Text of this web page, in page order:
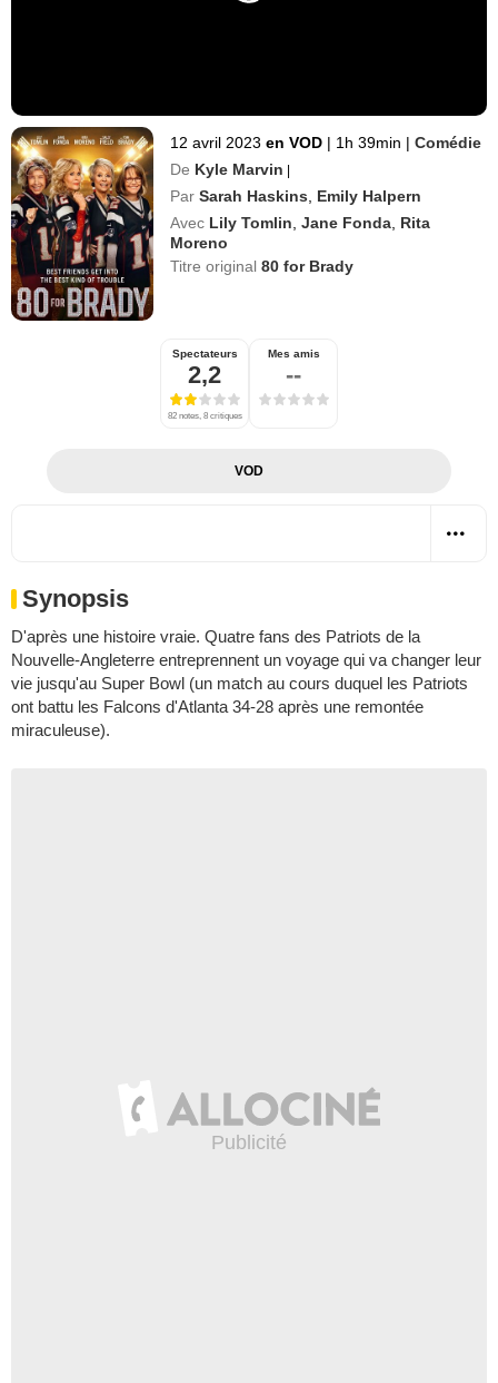
12 avril 2023 en VOD | 1h 39min | Comédie
De Kyle Marvin |
Par Sarah Haskins
Emily Halpern
Avec Lily Tomlin ,Jane Fonda Rita
Moreno
Titre original80 for Brady
Spectateurs
2,2
82 notes, 8 critiques
Mes amis
--
VOD
Synopsis
D'après une histoire vraie. Quatre fans des Patriots de la
Nouvelle-Angleterre entreprennent un voyage qui va changer leur
vie jusqu'au Super Bowl (un match au cours duquel les Patriots
ont battu les Falcons d'Atlanta 34-28 après une remontée
miraculeuse).